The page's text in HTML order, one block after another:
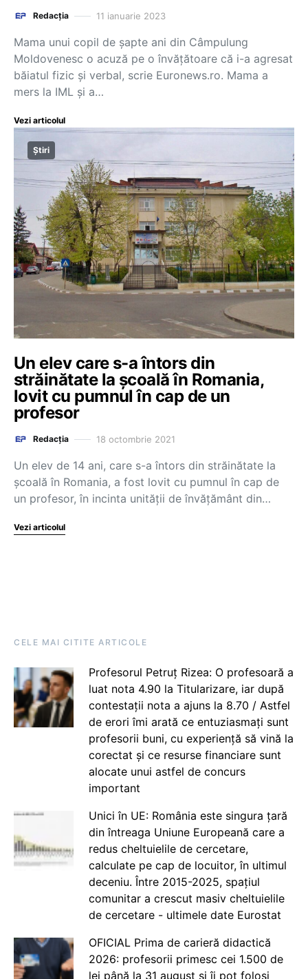
Redacția 11 ianuarie 2023
Mama unui copil de șapte ani din Câmpulung
Moldovenesc o acuză pe o învățătoare că i-a agresat
băiatul fizic și verbal, scrie Euronews.ro. Mama a
mers la IML și a…
Vezi articolul
Știri
Un elev care s-a întors din
străinătate la școală în Romania,
lovit cu pumnul în cap de un
profesor
Redacția 18 octombrie 2021
Un elev de 14 ani, care s-a întors din străinătate la
școală în Romania, a fost lovit cu pumnul în cap de
un profesor, în incinta unității de învățământ din…
Vezi articolul
CELE MAI CITITE ARTICOLE
Profesorul Petruț Rizea: O profesoară a
luat nota 4.90 la Titularizare, iar după
contestații nota a ajuns la 8.70 / Astfel
de erori îmi arată ce entuziasmați sunt
profesorii buni, cu experiență să vină la
corectat și ce resurse financiare sunt
alocate unui astfel de concurs
important
Unici în UE: România este singura țară
din întreaga Uniune Europeană care a
redus cheltuielile de cercetare,
calculate pe cap de locuitor, în ultimul
deceniu. Între 2015-2025, spațiul
comunitar a crescut masiv cheltuielile
de cercetare - ultimele date Eurostat
OFICIAL Prima de carieră didactică
2026: profesorii primesc cei 1.500 de
lei până la 31 august și îi pot folosi